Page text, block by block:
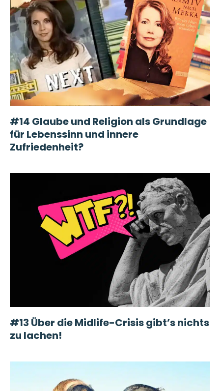
#14 Glaube und Religion als Grundlage
für Lebenssinn und innere
Zufriedenheit?
#13 Über die Midlife-Crisis gibt’s nichts
zu lachen!